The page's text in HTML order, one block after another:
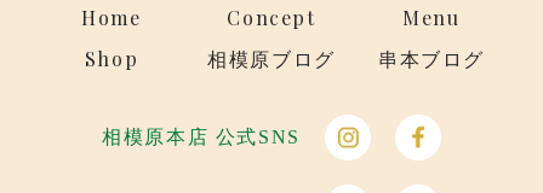
Home Concept
Menu
Shop
相模原ブログ 串本ブログ
相模原本店 公式SNS